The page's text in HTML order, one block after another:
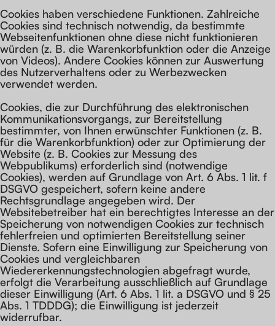
Cookies haben verschiedene Funktionen. Zahlreiche
Cookies sind technisch notwendig, da bestimmte
Webseitenfunktionen ohne diese nicht funktionieren
würden (z. B. die Warenkorbfunktion oder die Anzeige
von Videos). Andere Cookies können zur Auswertung
des Nutzerverhaltens oder zu Werbezwecken
verwendet werden.
Cookies, die zur Durchführung des elektronischen
Kommunikationsvorgangs, zur Bereitstellung
bestimmter, von Ihnen erwünschter Funktionen (z. B.
für die Warenkorbfunktion) oder zur Optimierung der
Website (z. B. Cookies zur Messung des
Webpublikums) erforderlich sind (notwendige
Cookies), werden auf Grundlage von Art. 6 Abs. 1 lit. f
DSGVO gespeichert, sofern keine andere
Rechtsgrundlage angegeben wird. Der
Websitebetreiber hat ein berechtigtes Interesse an der
Speicherung von notwendigen Cookies zur technisch
fehlerfreien und optimierten Bereitstellung seiner
Dienste. Sofern eine Einwilligung zur Speicherung von
Cookies und vergleichbaren
Wiedererkennungstechnologien abgefragt wurde,
erfolgt die Verarbeitung ausschließlich auf Grundlage
dieser Einwilligung (Art. 6 Abs. 1 lit. a DSGVO und § 25
Abs. 1 TDDDG); die Einwilligung ist jederzeit
widerrufbar.